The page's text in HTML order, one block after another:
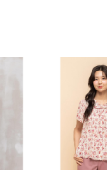
４．使用
即時審查
結果請求
５．嚴禁
形，恩沛